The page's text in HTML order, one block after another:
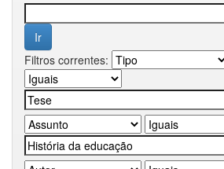
Filtros correntes: